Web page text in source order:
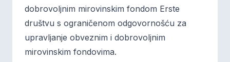
dobrovoljnim mirovinskim fondom Erste
društvu s ograničenom odgovornošću za
upravljanje obveznim i dobrovoljnim
mirovinskim fondovima.